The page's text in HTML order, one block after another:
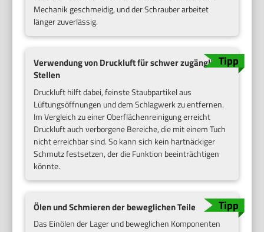
Mechanik geschmeidig, und der Schrauber arbeitet
länger zuverlässig.
Verwendung von Druckluft für schwer zugängliche
Stellen
Druckluft hilft dabei, feinste Staubpartikel aus
Lüftungsöffnungen und dem Schlagwerk zu entfernen.
Im Vergleich zu einer Oberflächenreinigung erreicht
Druckluft auch verborgene Bereiche, die mit einem Tuch
nicht erreichbar sind. So kann sich kein hartnäckiger
Schmutz festsetzen, der die Funktion beeinträchtigen
könnte.
Ölen und Schmieren der beweglichen Teile
Das Einölen der Lager und beweglichen Komponenten